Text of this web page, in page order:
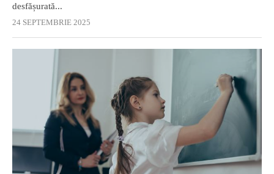
desfășurată...
24 SEPTEMBRIE 2025